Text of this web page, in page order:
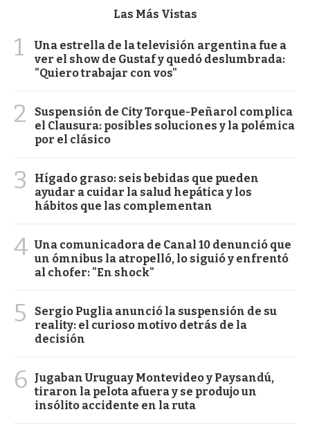
Las Más Vistas
1
Una estrella de la televisión argentina fue a
ver el show de Gustaf y quedó deslumbrada:
"Quiero trabajar con vos"
2
Suspensión de City Torque-Peñarol complica
el Clausura: posibles soluciones y la polémica
por el clásico
3
Hígado graso: seis bebidas que pueden
ayudar a cuidar la salud hepática y los
hábitos que las complementan
4 Una comunicadora de Canal 10 denunció que
un ómnibus la atropelló, lo siguió y enfrentó
al chofer: "En shock"
5
Sergio Puglia anunció la suspensión de su
reality: el curioso motivo detrás de la
decisión
6
Jugaban Uruguay Montevideo y Paysandú,
tiraron la pelota afuera y se produjo un
insólito accidente en la ruta